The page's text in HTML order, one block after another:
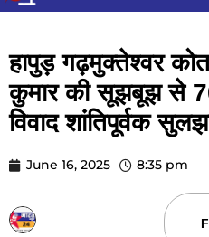
हापुड़ गढ़मुक्तेश्वर
कुमार की सूझबूझ से
विवाद शांतिपूर्वक
June 16, 2025 8:35 pm
STARBHARATNEWS24